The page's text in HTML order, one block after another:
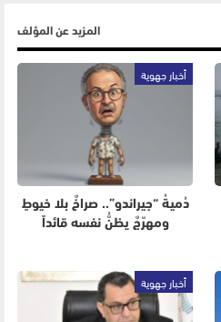
المزيد عن المؤلف
أخبار جهوية
دُميةُ “جيراندو”.. صراخٌ بلا خيوطٍ
ومهرّجٌ يظنُّ نفسه قائداً
أخبار جهوية